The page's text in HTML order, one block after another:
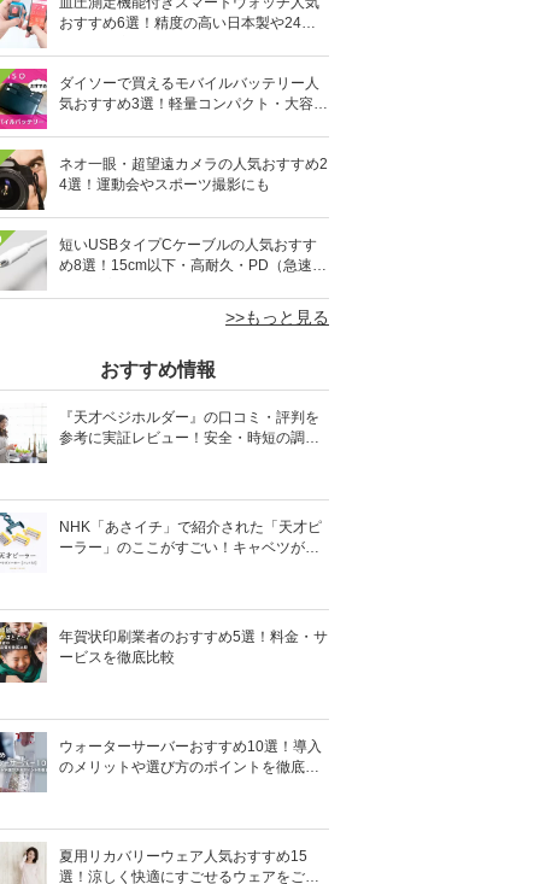
おすすめ6選！精度の高い日本製や24時
ダイソーで買えるモバイルバッテリー人
気おすすめ3選！軽量コンパクト・大容量
ネオ一眼・超望遠カメラの人気おすすめ2
4選！運動会やスポーツ撮影にも
短いUSBタイプCケーブルの人気おすす
め8選！15cm以下・高耐久・PD（急速充
>>もっと見る
おすすめ情報
『天才ベジホルダー』の口コミ・評判を
参考に実証レビュー！安全・時短の調理
NHK「あさイチ」で紹介された「天才ピ
ーラー」のここがすごい！キャベツがほ
年賀状印刷業者のおすすめ5選！料金・サ
ービスを徹底比較
ウォーターサーバーおすすめ10選！導入
のメリットや選び方のポイントを徹底解
夏用リカバリーウェア人気おすすめ15
選！涼しく快適にすごせるウェアをご紹